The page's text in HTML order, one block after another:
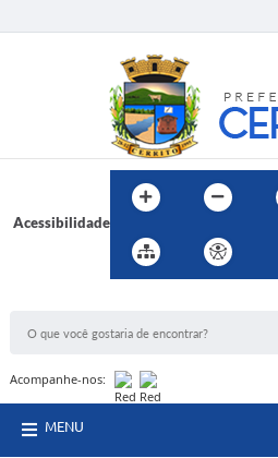
Acessibilidade
Acompanhe-nos:
MENU